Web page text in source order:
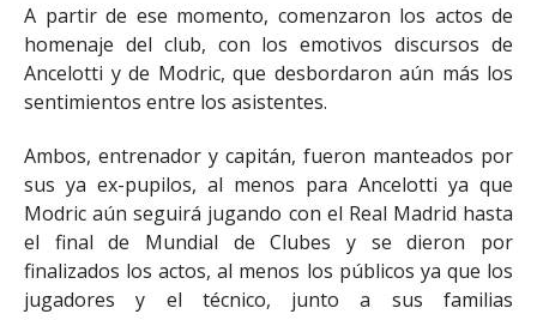
A partir de ese momento, comenzaron los actos de
homenaje del club, con los emotivos discursos de
Ancelotti y de Modric, que desbordaron aún más los
sentimientos entre los asistentes.
Ambos, entrenador y capitán, fueron manteados por
sus ya ex-pupilos, al menos para Ancelotti ya que
Modric aún seguirá jugando con el Real Madrid hasta
el final de Mundial de Clubes y se dieron por
finalizados los actos, al menos los públicos ya que los
jugadores y el técnico, junto a sus familias